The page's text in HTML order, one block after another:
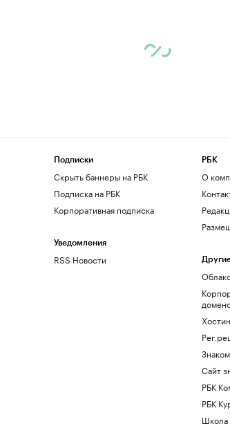
Подписки
Скрыть баннеры на РБК
Подписка на РБК
Корпоративная подписка
Уведомления
RSS Новости
РБК
О
Сайт
РБК
РБК
Школа